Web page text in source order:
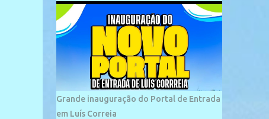
plana e retilínea na maior parte de sua
extensão, chegando a mais ou menos a 1,5
km de paisagens exuberantes. Possui ondas
suaves devido ao extensivo molhe de pedras
que não chegam a 2 metros de altura, não
apresentando dunas em seu espaço
geográfico. Não se sabe ao certo porque a
praia leva esse nome, e muitas das suas
Grande inauguração do Portal de Entrada
em Luís Correia